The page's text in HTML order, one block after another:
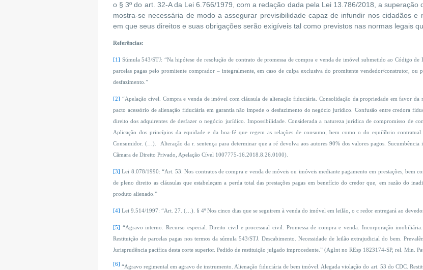
o § 3º do art. 32-A da Lei 6.766/1979, com a redação dada pela Lei 13.786/2018, a superação
mostra-se necessária de modo a assegurar previsibilidade capaz de infundir nos cidadãos e
em que seus direitos e suas obrigações serão exigíveis tal como previstos nas normas legais
Referências:
[1] Súmula 543/STJ: “Na hipótese de resolução de contrato de promessa de compra e venda de imóvel submetido ao Código
parcelas pagas pelo promitente comprador – integralmente, em caso de culpa exclusiva do promitente vendedor/construtor, ou
desfazimento.”
[2] “Apelação cível. Compra e venda de imóvel com cláusula de alienação fiduciária. Consolidação da propriedade em favor
pacto acessório de alienação fiduciária em garantia não impede o desfazimento do negócio jurídico. Confusão entre credora
direito dos adquirentes de desfazer o negócio jurídico. Impossibilidade. Considerada a natureza jurídica de compromisso de
Aplicação dos princípios da equidade e da boa-fé que regem as relações de consumo, bem como o do equilíbrio
Consumidor. (…). Alteração da r. sentença para determinar que a ré devolva aos autores 90% dos valores pagos. Sucumbência
Câmara de Direito Privado, Apelação Cível 1007775-16.2018.8.26.0100).
[3] Lei 8.078/1990: “Art. 53. Nos contratos de compra e venda de móveis ou imóveis mediante pagamento em prestações, bem
de pleno direito as cláusulas que estabeleçam a perda total das prestações pagas em benefício do credor que, em razão do
produto alienado.”
[4] Lei 9.514/1997: “Art. 27. (…). § 4º Nos cinco dias que se seguirem à venda do imóvel em leilão, o c redor entregará ao
[5] “Agravo interno. Recurso especial. Direito civil e processual civil. Promessa de compra e venda. Incorporação
Restituição de parcelas pagas nos termos da súmula 543/STJ. Descabimento. Necessidade de leilão extrajudicial do bem.
Jurisprudência pacífica desta corte superior. Pedido de restituição julgado improcedente.” (AgInt no REsp 1823174-SP, rel. Min.
[6] “Agravo regimental em agravo de instrumento. Alienação fiduciária de bem imóvel. Alegada violação do art. 53 do CDC.